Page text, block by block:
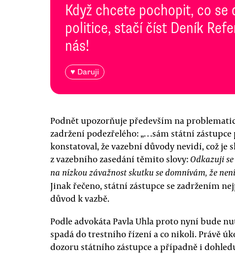
Když chcete pochopit, co se
politice, stačí číst Deník
nás!
♥ Daruji
Podnět upozorňuje především na
zadržení podezřelého: „…sám státní
konstatoval, že vazební důvody nevidí, což je
z vazebního zasedání těmito slovy: Odkazuji
na nízkou závažnost skutku se domnívám, že
Jinak řečeno, státní zástupce se zadržením
důvod k vazbě.
Podle advokáta Pavla Uhla proto nyní bude
spadá do trestního řízení a co nikoli. Právě
dozoru státního zástupce a případně i